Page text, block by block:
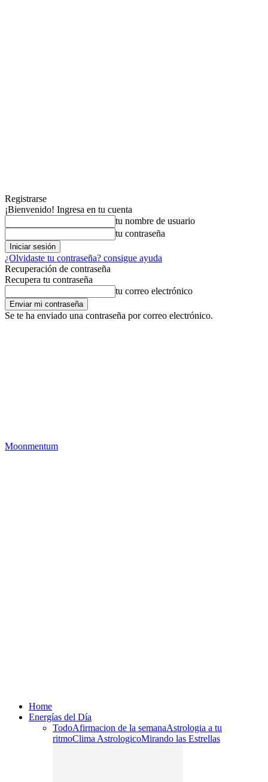
Registrarse
¡Bienvenido! Ingresa en tu cuenta
tu nombre de usuario
tu contraseña
¿Olvidaste tu contraseña? consigue ayuda
Recuperación de contraseña
Recupera tu contraseña
tu correo electrónico
Se te ha enviado una contraseña por correo electrónico.
Moonmentum
Home
Energías del Día
TodoAfirmacion de la semanaAstrologia a tu
ritmoClima AstrologicoMirando las Estrellas